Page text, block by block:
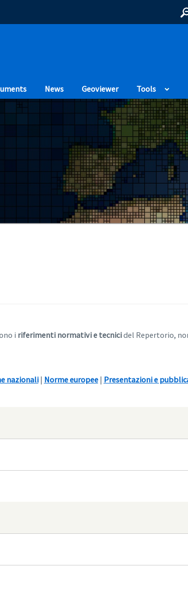
News Geoviewer(Opens in a new
Tools
i riferimenti normativi e tecnicidel Repertorio,
nazionali| Norme europee| Presentazioni e